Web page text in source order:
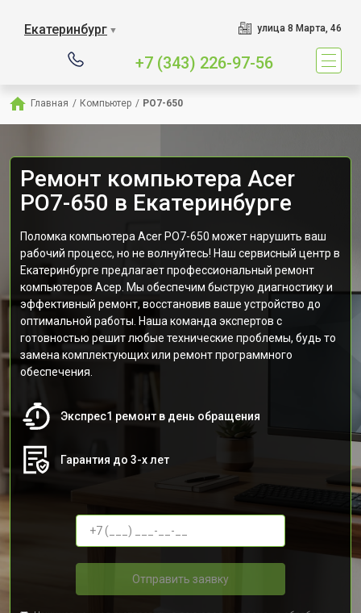
Екатеринбург ▼ улица 8 Марта, 46
+7 (343) 226-97-56
Главная / Компьютер / PO7-650
Ремонт компьютера Acer
PO7-650 в Екатеринбурге
Поломка компьютера Acer PO7-650 может нарушить ваш
рабочий процесс, но не волнуйтесь! Наш сервисный центр в
Екатеринбурге предлагает профессиональный ремонт
компьютеров Асер. Мы обеспечим быструю диагностику и
эффективный ремонт, восстановив ваше устройство до
оптимальной работы. Наша команда экспертов с
готовностью решит любые технические проблемы, будь то
замена комплектующих или ремонт программного
обеспечения.
Экспрес1 ремонт в день обращения
Гарантия до 3-х лет
Отправить заявку